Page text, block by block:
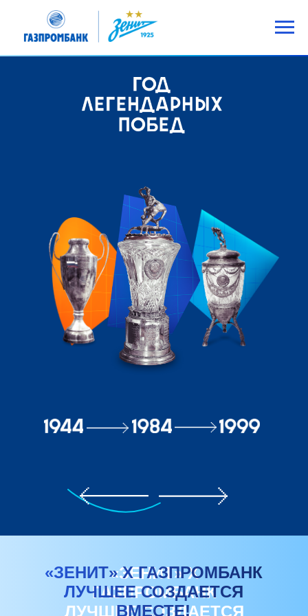
«ЗЕНИТ» Х
ГАЗПРОМБАНК
ЛУЧШЕЕ СОЗДАЕТСЯ
«ЗЕНИТ» Х ГАЗПРОМБАНК
ЛУЧШЕЕ СОЗДАЕТСЯ
ВМЕСТЕ!